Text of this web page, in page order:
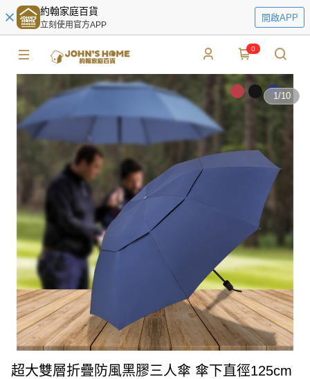
約翰家庭百貨
立刻使用官方APP
開啟APP
0
1/10
超大雙層折疊防風黑膠三人傘 傘下直徑125cm